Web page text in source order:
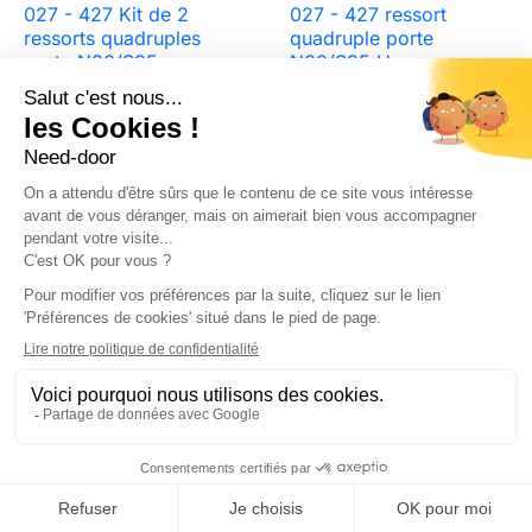
027 - 427 Kit de 2
ressorts quadruples
porte N80/S95
1195027P
205,69 €
 
Ajouter au panier
027 - 427 ressort
quadruple porte
N80/S95 Hormann
Référence 1195027
